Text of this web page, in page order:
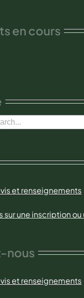
en cours
et renseignements
sur une inscription ou
nous
et renseignements